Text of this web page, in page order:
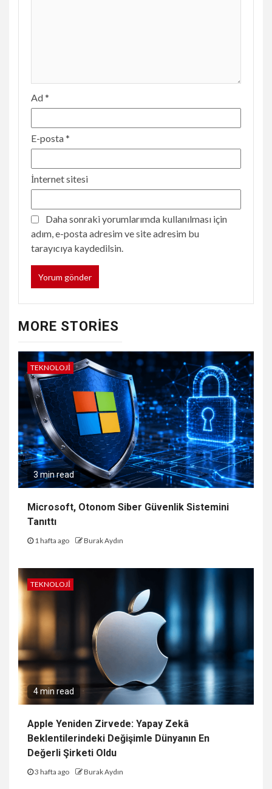
Ad*
E-posta*
İnternet sitesi
Daha sonraki yorumlarımda kullanılması için
adım, e-posta adresim ve site adresim bu
tarayıcıya kaydedilsin.
MORE STORIES
TEKNOLOJI
3 min read
Microsoft, Otonom Siber Güvenlik Sistemini
Tanıttı
1 hafta ago Burak Aydın
TEKNOLOJI
4 min read
Apple Yeniden Zirvede: Yapay Zekâ
Beklentilerindeki Değişimle Dünyanın En
Değerli Şirketi Oldu
3 hafta ago Burak Aydın